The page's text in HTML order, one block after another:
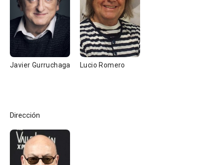
Javier Gurruchaga Lucio Romero
Dirección